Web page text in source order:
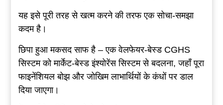
यह इसे पूरी तरह से खत्म करने की तरफ एक सोचा-समझा
कदम है।
छिपा हुआ मकसद साफ है – एक वेलफेयर-बेस्ड CGHS
सिस्टम को मार्केट-बेस्ड इंश्योरेंस सिस्टम से बदलना, जहाँ पूरा
फाइनेंशियल बोझ और जोखिम लाभार्थियों के कंधों पर डाल
दिया जाएगा।